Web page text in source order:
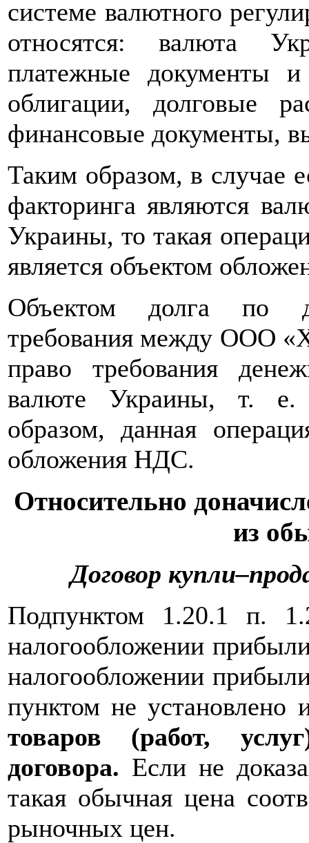
системе валютного
относятся: валюта
платежные документы
облигации, долговые
финансовые документы,
Таким образом, в случае
факторинга являются
Украины, то такая
является объектом
Объектом долга по
требования между ООО
право требования
валюте Украины, т. е.
образом, данная
обложения НДС.
Относительно
из
Договор
Подпунктом 1.20.1 п.
налогообложении
налогообложении
пунктом не установлено
товаров (работ,
договора. Если не
такая обычная цена
рыночных цен.